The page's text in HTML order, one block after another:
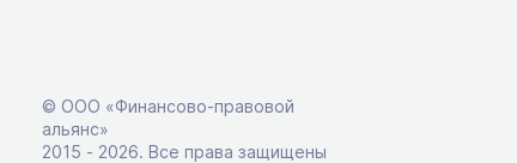
© ООО «Финансово-правовой
альянс»
2015 ‑ 2026. Все права защищены